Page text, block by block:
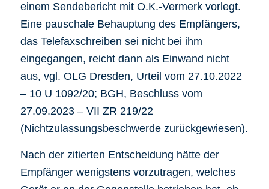
einem Sendebericht mit O.K.-Vermerk vorlegt.
Eine pauschale Behauptung des Empfängers,
das Telefaxschreiben sei nicht bei ihm
eingegangen, reicht dann als Einwand nicht
aus, vgl. OLG Dresden, Urteil vom 27.10.2022
– 10 U 1092/20; BGH, Beschluss vom
27.09.2023 – VII ZR 219/22
(Nichtzulassungsbeschwerde zurückgewiesen).
Nach der zitierten Entscheidung hätte der
Empfänger wenigstens vorzutragen, welches